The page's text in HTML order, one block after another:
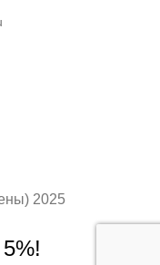
2025